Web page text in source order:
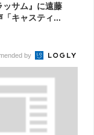
ッサム』に遠藤
「キャスティ...
by